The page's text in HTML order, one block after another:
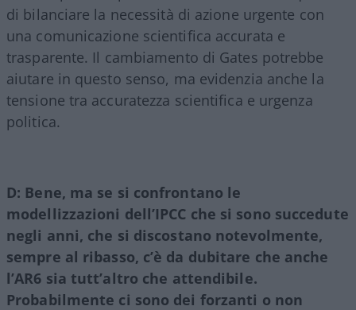
di bilanciare la necessità di azione urgente con
una comunicazione scientifica accurata e
trasparente. Il cambiamento di Gates potrebbe
aiutare in questo senso, ma evidenzia anche la
tensione tra accuratezza scientifica e urgenza
politica.
D: Bene, ma se si confrontano le
modellizzazioni dell’IPCC che si sono succedute
negli anni, che si discostano notevolmente,
sempre al ribasso, c’è da dubitare che anche
l’AR6 sia tutt’altro che attendibile.
Probabilmente ci sono dei forzanti o non